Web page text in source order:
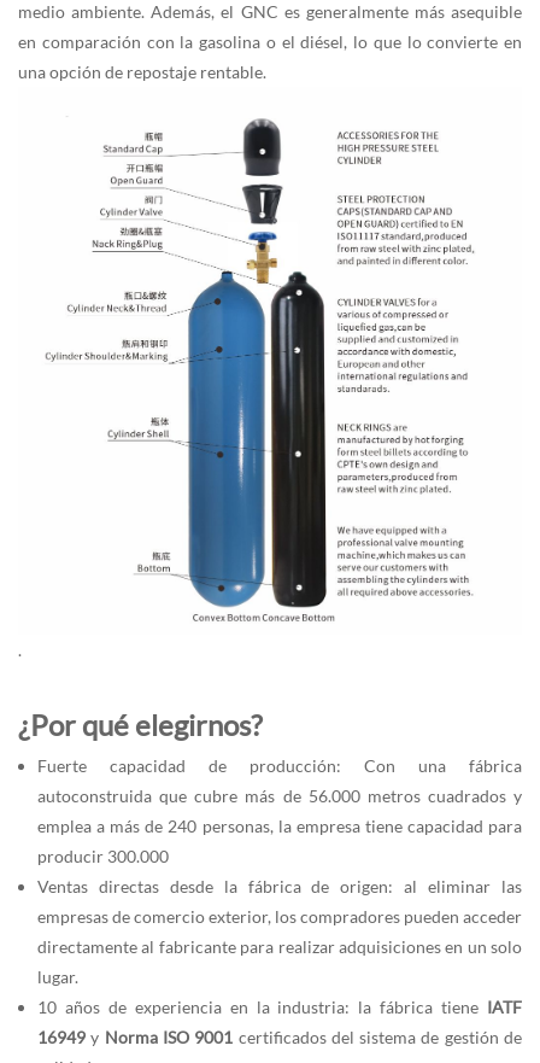
medio ambiente. Además, el GNC es generalmente más asequible
en comparación con la gasolina o el diésel, lo que lo convierte en
una opción de repostaje rentable.
.
¿Por qué elegirnos?
Fuerte capacidad de producción: Con una fábrica
autoconstruida que cubre más de 56.000 metros cuadrados y
emplea a más de 240 personas, la empresa tiene capacidad para
producir 300.000
Ventas directas desde la fábrica de origen: al eliminar las
empresas de comercio exterior, los compradores pueden acceder
directamente al fabricante para realizar adquisiciones en un solo
lugar.
10 años de experiencia en la industria: la fábrica tiene IATF
16949 y Norma ISO 9001 certificados del sistema de gestión de